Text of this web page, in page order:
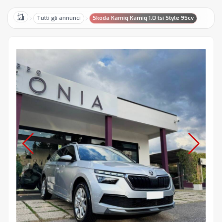
HomeTutti gli annunci Skoda Kamiq Kamiq 1.0 tsi Style 95cv